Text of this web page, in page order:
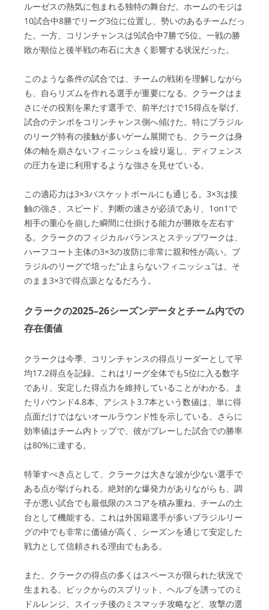
ルーゼスの熱気に包まれる独特の舞台だ。ホームのモジは
10試合中8勝でリーグ3位に位置し、勢いのあるチームだっ
た。一方、コリンチャンスは9試合中7勝で5位。一戦の勝
敗が順位と後半戦の布石に大きく影響する状況だった。
このような条件の試合では、チームの戦術を理解しながら
も、自らリズムを作れる選手が重要になる。クラークはま
さにその役割を果たす選手で、前半だけで15得点を挙げ、
試合のテンポをコリンチャンス側へ傾けた。特にブラジル
のリーグ特有の接触が多いゲーム展開でも、クラークは身
体の軸を崩さないフィニッシュを繰り返し、ディフェンス
の圧力を逆に利用するような強さを見せている。
この適応力は3×3バスケットボールにも通じる。3×3は接
触の強さ、スピード、判断の速さが必須であり、1on1で
相手の重心を崩した瞬間に仕掛ける能力が勝敗を左右す
る。クラークのフィジカルバランスとステップワークは、
ハーフコート主体の3×3の攻防に非常に親和性が高い。ブ
ラジルのリーグで培った“止まらないフィニッシュ”は、そ
のまま3×3で得点源となるだろう。
クラークの2025–26シーズンデータとチーム内での
存在価値
クラークは今季、コリンチャンスの得点リーダーとして平
均17.2得点を記録。これはリーグ全体でも5位に入る数字
であり、安定した得点力を維持していることがわかる。ま
たリバウンド4.8本、アシスト3.7本という数値は、単に得
点面だけではないオールラウンド性を示している。さらに
効率値はチーム内トップで、彼がプレーした試合での勝率
は80%に達する。
特筆すべき点として、クラークは大きな波が少ない選手で
ある点が挙げられる。絶対的な爆発力がありながらも、調
子が悪い試合でも最低限のスコアを積み重ね、チームの土
台として機能する。これは外国籍選手が多いブラジルリー
グの中でも非常に価値が高く、シーズンを通じて安定した
戦力として信頼される理由でもある。
また、クラークの得点の多くはスペースが限られた状況で
生まれる。ピックからのスプリット、ヘルプを誘ってのミ
ドルレンジ、スイッチ後のミスマッチ攻略など、攻撃の選